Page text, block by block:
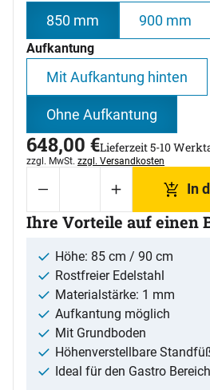
850 mm 900 mm
Aufkantung
Mit Aufkantung hinten
Ohne Aufkantung
648,00 €Lieferzeit 5-10
Steuerhinweis:
zzgl. MwSt. zzgl. Versandkosten
In
Ihre Vorteile auf einen
Höhe: 85 cm / 90 cm
Rostfreier Edelstahl
Materialstärke: 1 mm
Aufkantung möglich
Mit Grundboden
Höhenverstellbare
Ideal für den Gastro Bereich